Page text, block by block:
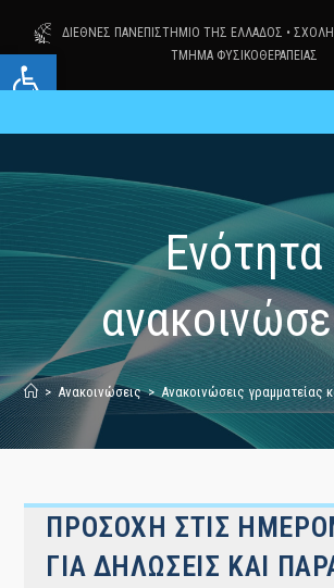
Ανοίξτε τη γραμμή εργαλείων
content
ΔΙΕΘΝΕΣ ΠΑΝΕΠΙΣΤΗΜΙΟ ΤΗΣ ΕΛΛΑΔΟΣ • ΣΧΟΛΗ
ΤΜΗΜΑ ΦΥΣΙΚΟΘΕΡΑΠΕΙΑΣ
Ενότητα
> Ανακοινώσεις > Ανακοινώσεις γραμματείας
ΠΡΟΣΟΧΗ ΣΤΙΣ
ΓΙΑ ΔΗΛΩΣΕΙΣ ΚΑΙ